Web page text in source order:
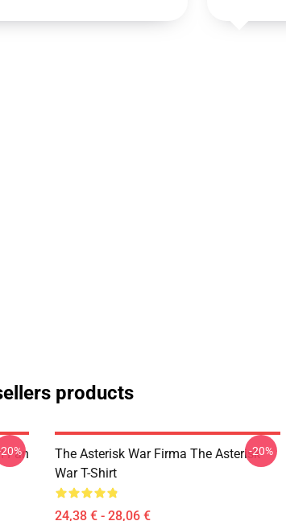
products
Fan
The Asterisk War Firma The Asterisk
War T-Shirt
24,38 € - 28,06 €
-20%